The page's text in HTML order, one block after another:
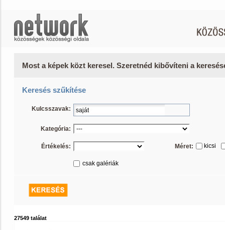
Most a képek közt keresel. Szeretnéd kibővíteni a
Keresés szűkítése
Kulcsszavak:
Kategória:
Értékelés: Méret: kicsi
csak galériák
27549 találat